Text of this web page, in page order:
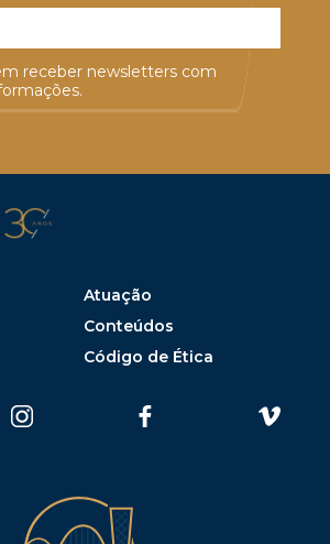
receber newsletters com
Atuação
Conteúdos
Código de Ética